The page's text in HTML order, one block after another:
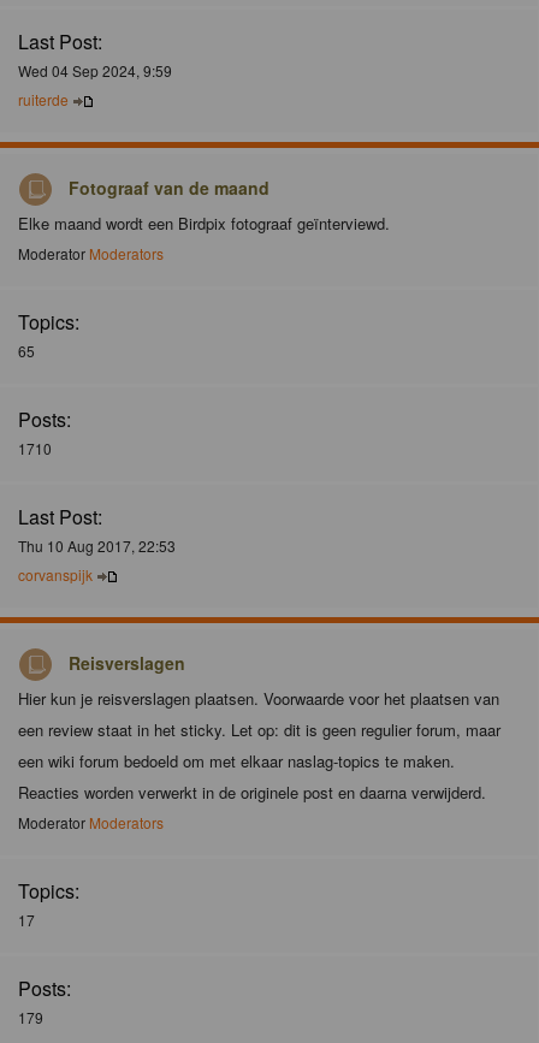
Last Post:
Wed 04 Sep 2024, 9:59
ruiterde
Fotograaf van de maand
Elke maand wordt een Birdpix fotograaf geïnterviewd.
Moderator Moderators
Topics:
65
Posts:
1710
Last Post:
Thu 10 Aug 2017, 22:53
corvanspijk
Reisverslagen
Hier kun je reisverslagen plaatsen. Voorwaarde voor het plaatsen van
een review staat in het sticky. Let op: dit is geen regulier forum, maar
een wiki forum bedoeld om met elkaar naslag-topics te maken.
Reacties worden verwerkt in de originele post en daarna verwijderd.
Moderator Moderators
Topics:
17
Posts:
179